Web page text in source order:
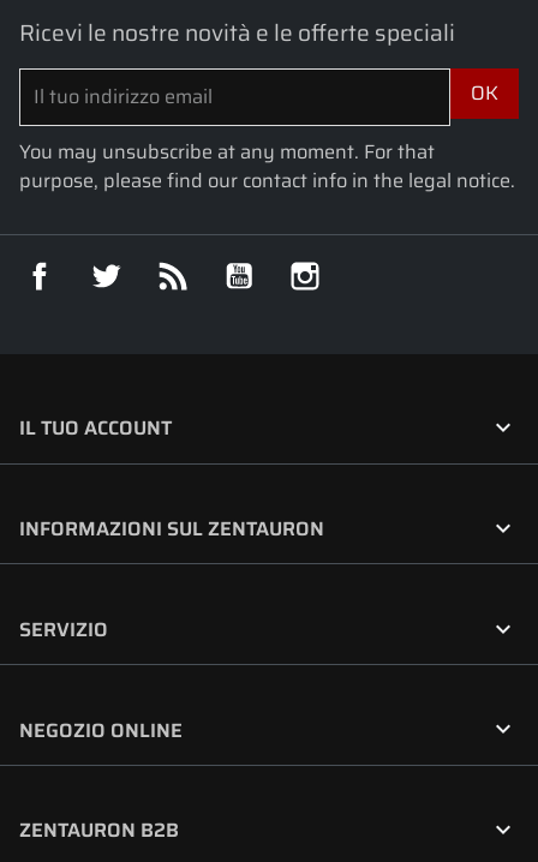
Ricevi le nostre novità e le offerte speciali
You may unsubscribe at any moment. For that
purpose, please find our contact info in the legal notice.
Facebook Twitter YouTube
IL TUO ACCOUNT 
INFORMAZIONI SUL ZENTAURON 
SERVIZIO 
NEGOZIO ONLINE 
ZENTAURON B2B 